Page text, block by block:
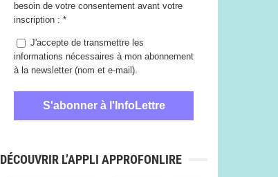
besoin de votre consentement avant votre
inscription : *
J'accepte de transmettre les
informations nécessaires à mon abonnement
à la newsletter (nom et e-mail).
DÉCOUVRIR L’APPLI APPROFONLIRE